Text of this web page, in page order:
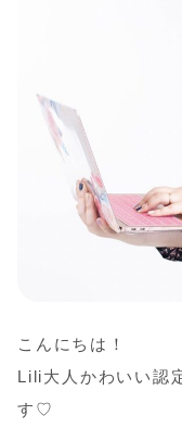
こんにちは！
Lili大人かわいい認
す♡